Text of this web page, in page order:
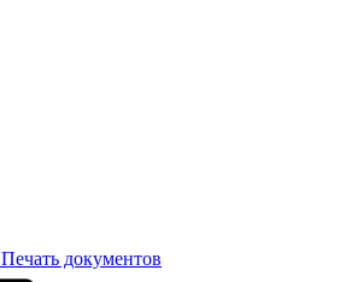
Печать документов